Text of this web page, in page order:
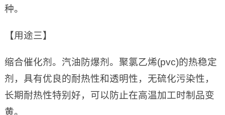
种。
【用途三】
缩合催化剂。汽油防爆剂。聚氯乙烯(pvc)的热稳定
剂，具有优良的耐热性和透明性，无硫化污染性，
长期耐热性特别好，可以防止在高温加工时制品变
黄。